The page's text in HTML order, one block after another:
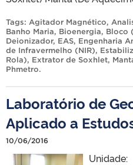
Tags: Agitador Magnético,
Banho Maria, Bioenergia, Bloco
Deionizador, EAS, Engenharia
de Infravermelho (NIR),
Rola), Extrator de Soxhlet,
Phmetro.
Laboratório de
Aplicado a
10/06/2016